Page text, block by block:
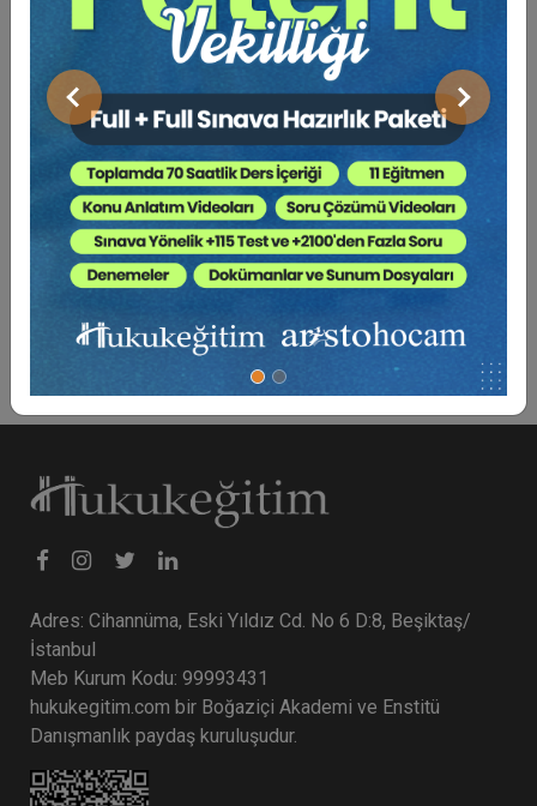
Önceki Sonraki
kullanıcılarının güvenliğini korumak için gerekli
faaliyetler olarak tanımlanmaktadır. Başka bir tanıma
göre ise siber güvenlik, kullanıcıların veya
organizasyonların dijital ortamlarını korumak amacıyla
geliştirilen tekniklerin bütünüdür. Siber güvenlik, ağların,
programların ve verilerin yetkisiz erişime karşı
korunmasını sağlar. Bu alanda kullanılan teknolojiler,
süreçler ve yöntemler, bilgi teknolojisi güvenliği olarak
da adlandırılabilir. Artan teknoloji bağımlılığı, akıllı
telefonlar ve nesnelerin interneti (IoT) cihazlarıyla
Adres: Cihannüma, Eski Yıldız Cd. No 6 D:8, Beşiktaş/
İstanbul
Meb Kurum Kodu: 99993431
hukukegitim.com bir Boğaziçi Akademi ve Enstitü
Danışmanlık paydaş kuruluşudur.